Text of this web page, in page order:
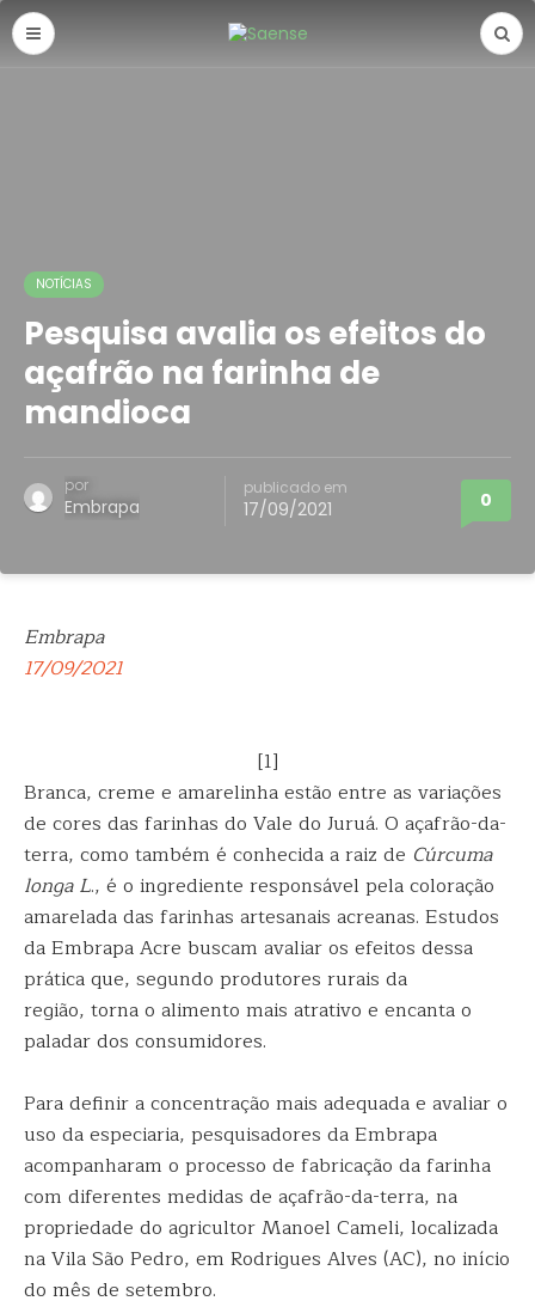
NOTÍCIAS
Pesquisa avalia os efeitos do
açafrão na farinha de
mandioca
por
Embrapa
publicado em
17/09/2021 0
Embrapa
17/09/2021
[1]
Branca, creme e amarelinha estão entre as variações
de cores das farinhas do Vale do Juruá. O açafrão-da-
terra, como também é conhecida a raiz de Cúrcuma
longa L., é o ingrediente responsável pela coloração
amarelada das farinhas artesanais acreanas. Estudos
da Embrapa Acre buscam avaliar os efeitos dessa
prática que, segundo produtores rurais da
região, torna o alimento mais atrativo e encanta o
paladar dos consumidores.
Para definir a concentração mais adequada e avaliar o
uso da especiaria, pesquisadores da Embrapa
acompanharam o processo de fabricação da farinha
com diferentes medidas de açafrão-da-terra, na
propriedade do agricultor Manoel Cameli, localizada
na Vila São Pedro, em Rodrigues Alves (AC), no início
do mês de setembro.